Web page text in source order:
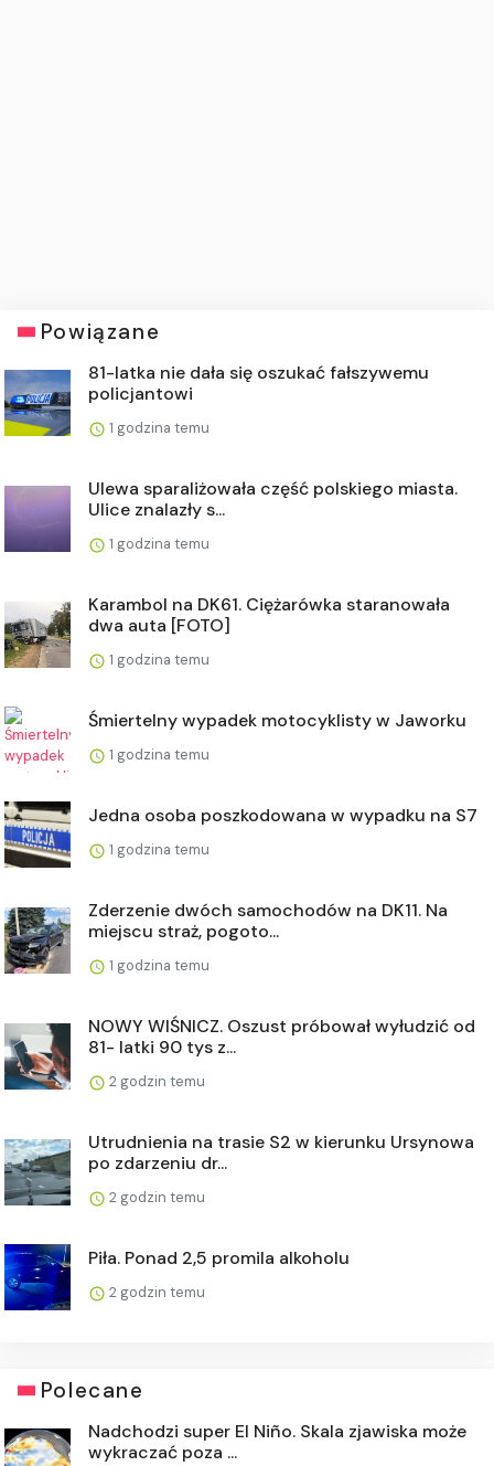
Powiązane
81-latka nie dała się oszukać fałszywemu
policjantowi
1 godzina temu
Ulewa sparaliżowała część polskiego miasta.
Ulice znalazły s...
1 godzina temu
Karambol na DK61. Ciężarówka staranowała
dwa auta [FOTO]
1 godzina temu
Śmiertelny wypadek motocyklisty w Jaworku
1 godzina temu
Jedna osoba poszkodowana w wypadku na S7
1 godzina temu
Zderzenie dwóch samochodów na DK11. Na
miejscu straż, pogoto...
1 godzina temu
NOWY WIŚNICZ. Oszust próbował wyłudzić od
81- latki 90 tys z...
2 godzin temu
Utrudnienia na trasie S2 w kierunku Ursynowa
po zdarzeniu dr...
2 godzin temu
Piła. Ponad 2,5 promila alkoholu
2 godzin temu
Polecane
Nadchodzi super El Niño. Skala zjawiska może
wykraczać poza ...